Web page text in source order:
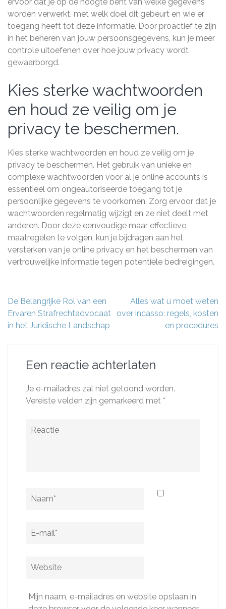
worden verwerkt, met welk doel dit gebeurt en wie er
toegang heeft tot deze informatie. Door proactief te zijn
in het beheren van jouw persoonsgegevens, kun je meer
controle uitoefenen over hoe jouw privacy wordt
gewaarborgd.
Kies sterke wachtwoorden
en houd ze veilig om je
privacy te beschermen.
Kies sterke wachtwoorden en houd ze veilig om je
privacy te beschermen. Het gebruik van unieke en
complexe wachtwoorden voor al je online accounts is
essentieel om ongeautoriseerde toegang tot je
persoonlijke gegevens te voorkomen. Zorg ervoor dat je
wachtwoorden regelmatig wijzigt en ze niet deelt met
anderen. Door deze eenvoudige maar effectieve
maatregelen te volgen, kun je bijdragen aan het
versterken van je online privacy en het beschermen van
vertrouwelijke informatie tegen potentiële bedreigingen.
Berichtnavigatie
De Belangrijke Rol van een
Ervaren Strafrechtadvocaat
in het Juridische Landschap
Alles wat u moet weten
over incasso: regels, kosten
en procedures
Een reactie achterlaten
Je e-mailadres zal niet getoond worden.
Vereiste velden zijn gemarkeerd met *
Reactie
Naam
E-
Website
Mijn naam, e-mailadres en website opslaan in